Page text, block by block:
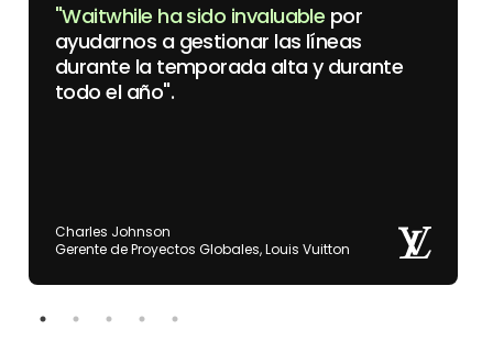
"Waitwhile ha sido invaluable por
ayudarnos a gestionar las líneas
durante la temporada alta y durante
todo el año".
Charles Johnson
Gerente de Proyectos Globales, Louis Vuitton